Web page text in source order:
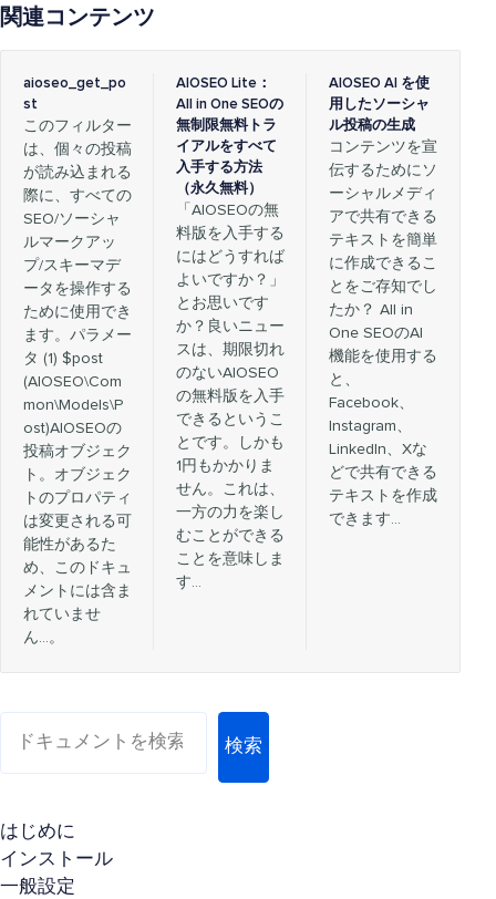
関連コンテンツ
aioseo_get_po
st
このフィルター
は、個々の投稿
が読み込まれる
際に、すべての
SEO/ソーシャ
ルマークアッ
プ/スキーマデ
ータを操作する
ために使用でき
ます。パラメー
タ (1) $post
(AIOSEO\Com
mon\Models\P
ost)AIOSEOの
投稿オブジェク
ト。オブジェク
トのプロパティ
は変更される可
能性があるた
め、このドキュ
メントには含ま
れていませ
ん…。
AIOSEO Lite：
All in One SEOの
無制限無料トラ
イアルをすべて
入手する方法
（永久無料）
「AIOSEOの無
料版を入手する
にはどうすれば
よいですか？」
とお思いです
か？良いニュー
スは、期限切れ
のないAIOSEO
の無料版を入手
できるというこ
とです。しかも
1円もかかりま
せん。これは、
一方の力を楽し
むことができる
ことを意味しま
す…
AIOSEO AI を使
用したソーシャ
ル投稿の生成
コンテンツを宣
伝するためにソ
ーシャルメディ
アで共有できる
テキストを簡単
に作成できるこ
とをご存知でし
たか？ All in
One SEOのAI
機能を使用する
と、
Facebook、
Instagram、
LinkedIn、Xな
どで共有できる
テキストを作成
できます…
検索
はじめに
インストール
一般設定